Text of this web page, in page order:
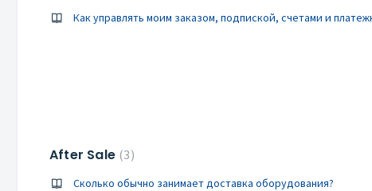
Как управлять моим заказом, подпиской, счетами и
After Sale 3
Сколько обычно занимает доставка оборудования?